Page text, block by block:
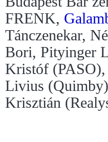
FRENK,
Tánczenekar,
Bori, Pityinger
Kristóf
Livius
Krisztián